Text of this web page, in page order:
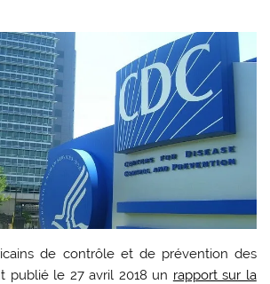
de contrôle et de prévention des
publié le 27 avril 2018 un rapport sur la